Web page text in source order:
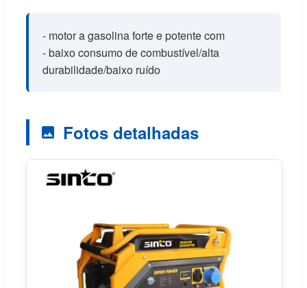
- motor a gasolina forte e potente com
- baixo consumo de combustível/alta
durabilidade/baixo ruído
Fotos detalhadas